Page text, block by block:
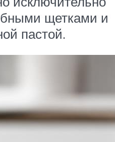
щетками и
пастой.